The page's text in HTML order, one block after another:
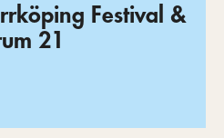
Festival &
21